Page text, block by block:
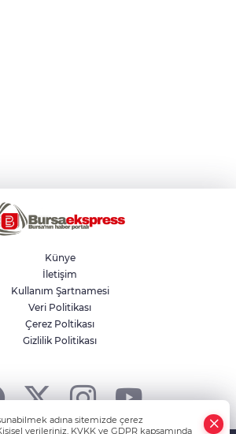
Künye
İletişim
Kullanım Şartnamesi
Veri Politikası
Çerez Poltikası
Gizlilik Politikası
adına sitemizde çerez
verileriniz, KVKK ve GDPR kapsamında